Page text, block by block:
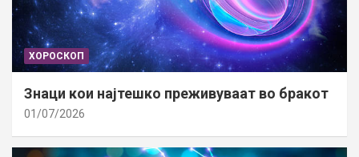
ХОРОСКОП
Знаци кои најтешко преживуваат во бракот
01/07/2026